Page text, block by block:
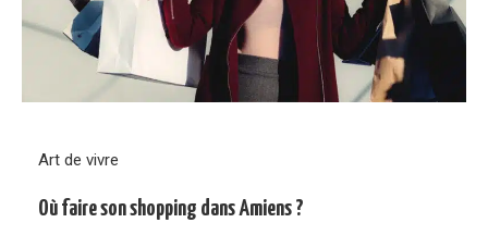
Art de vivre
Où faire son shopping dans Amiens ?